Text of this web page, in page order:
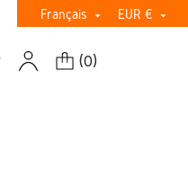
Français  EUR € 
(0)